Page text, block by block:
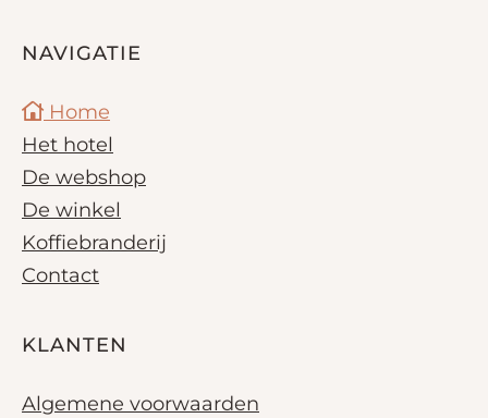
NAVIGATIE
Home
Het hotel
De webshop
De winkel
Koffiebranderij
Contact
KLANTEN
Algemene voorwaarden